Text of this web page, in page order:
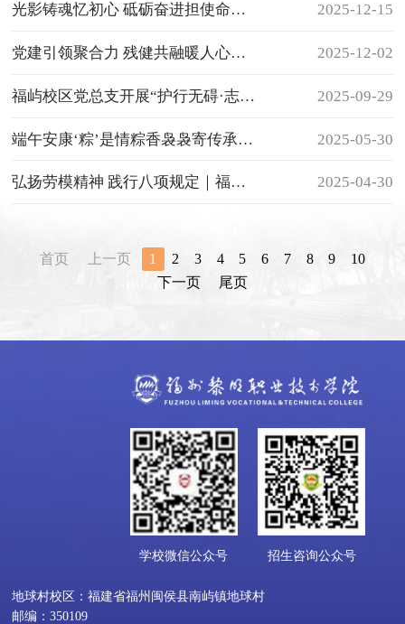
光影铸魂忆初心 砥砺奋进担使命——福屿校区党总支组织观看《得闲谨制》主题党日活动 2025-12-15
党建引领聚合力 残健共融暖人心——福屿校区党总支组织参与“巾帼普法八闽行”主题活动 2025-12-02
福屿校区党总支开展“护行无碍·志愿同行”主题党日活动 赋能党员助残服务实效 2025-09-29
端午安康‘粽’是情粽香袅袅寄传承——福屿校区党总支联合福屿社区党支部开展端午主题党日活动 2025-05-30
弘扬劳模精神 践行八项规定｜福屿校区党总支走进福州市文化宫开展党日活动 2025-04-30
首页 上一页 1 2 3 4 5 6 7 8 9
10
下一页
尾页
学校微信公众号 招生咨询公众号
地球村校区：福建省福州闽侯县南屿镇地球村
邮编：350109